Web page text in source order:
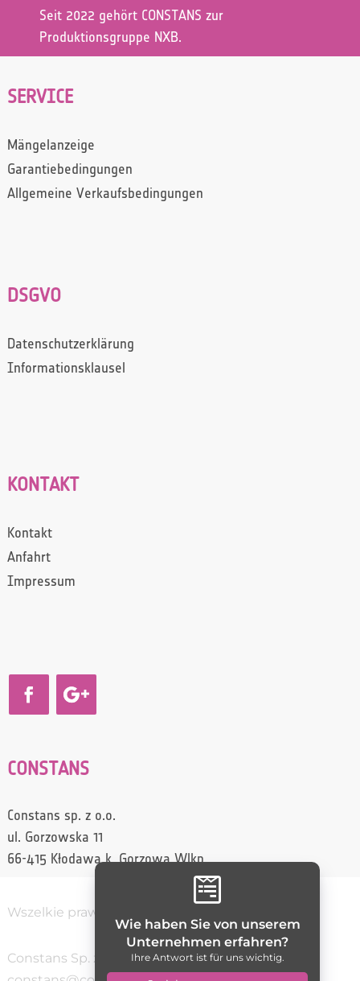

Wie haben Sie von unserem
Unternehmen erfahren?
Ihre Antwort ist für uns wichtig.
Seit 2022 gehört CONSTANS zur
Produktionsgruppe NXB.
SERVICE
Mängelanzeige
Garantiebedingungen
Allgemeine Verkaufsbedingungen
DSGVO
Datenschutzerklärung
Informationsklausel
KONTAKT
Kontakt
Anfahrt
Impressum
CONSTANS
Constans sp. z o.o.
ul. Gorzowska 11
66-415 Kłodawa k. Gorzowa Wlkp.
Wszelkie prawa zastrzeżone / Constans
Constans Sp. z o.o.
(95) 728 70 10